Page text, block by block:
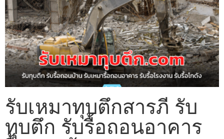
รับเหมาทุบตึกสารภี รับ
ทุบตึก รับรื้อถอนอาคาร